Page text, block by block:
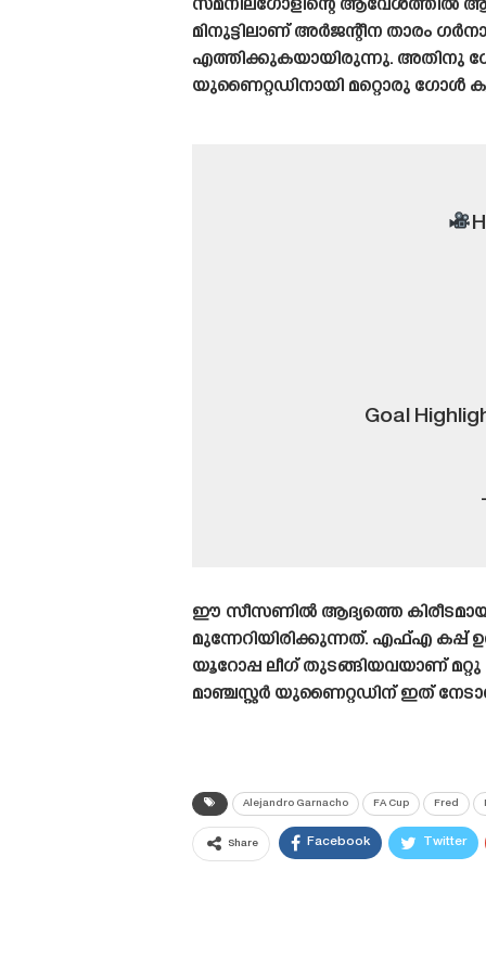
സമനിലഗോളിന്റെ ആവേശത്തിൽ
മിനുട്ടിലാണ് അർജന്റീന താരം
എത്തിക്കുകയായിരുന്നു. അതിനു
യുണൈറ്റഡിനായി മറ്റൊരു ഗോൾ
Goal
ഈ സീസണിൽ ആദ്യത്തെ കിരീടമായ
മുന്നേറിയിരിക്കുന്നത്. എഫ്എ കപ്പ്
യൂറോപ്പ ലീഗ് തുടങ്ങിയവയാണ്
മാഞ്ചസ്റ്റർ യുണൈറ്റഡിന് ഇത്
Alejandro Garnacho FA Cup Fred
Share Facebook Twitter